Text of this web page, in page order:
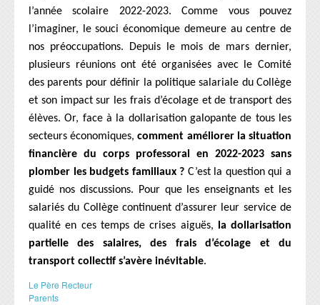
l’année scolaire 2022-2023. Comme vous pouvez
l’imaginer, le souci économique demeure au centre de
nos préoccupations. Depuis le mois de mars dernier,
plusieurs réunions ont été organisées avec le Comité
des parents pour définir la politique salariale du Collège
et son impact sur les frais d’écolage et de transport des
élèves. Or, face à la dollarisation galopante de tous les
secteurs économiques,comment améliorer la situation
financière du corps professoral en 2022-2023 sans
plomber les budgets familiaux ? C’est la question qui a
guidé nos discussions. Pour que les enseignants et les
salariés du Collège continuent d’assurer leur service de
qualité en ces temps de crises aiguës,
la dollarisation
partielle des salaires, des frais d’écolage et du
transport collectif s’avère inévitable.
Le Père Recteur
Parents